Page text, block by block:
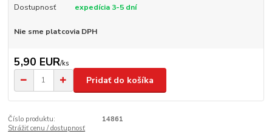
Dostupnosť expedícia 3-5 dní
Nie sme platcovia DPH
5,90 EUR/ks
Pridať do košíka
Číslo produktu:
14861
Strážiť cenu / dostupnosť